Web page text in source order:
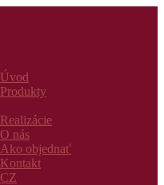
Úvod
Produkty
Realizácie
O nás
Ako objednať
Kontakt
CZ